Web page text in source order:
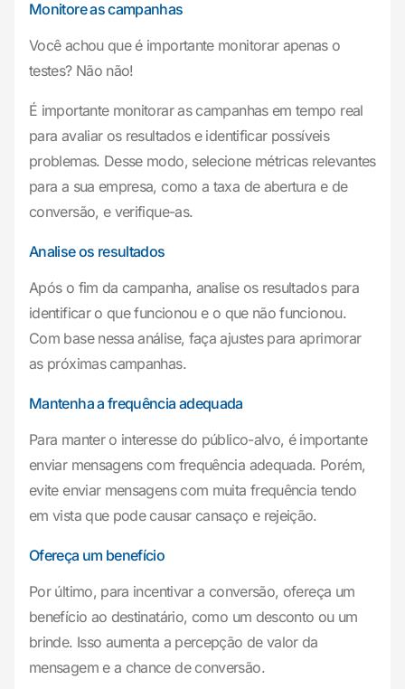
Monitore as campanhas
Você achou que é importante monitorar apenas o
testes? Não não!
É importante monitorar as campanhas em tempo real
para avaliar os resultados e identificar possíveis
problemas. Desse modo, selecione métricas relevantes
para a sua empresa, como a taxa de abertura e de
conversão, e verifique-as.
Analise os resultados
Após o fim da campanha, analise os resultados para
identificar o que funcionou e o que não funcionou.
Com base nessa análise, faça ajustes para aprimorar
as próximas campanhas.
Mantenha a frequência adequada
Para manter o interesse do público-alvo, é importante
enviar mensagens com frequência adequada. Porém,
evite enviar mensagens com muita frequência tendo
em vista que pode causar cansaço e rejeição.
Ofereça um benefício
Por último, para incentivar a conversão, ofereça um
benefício ao destinatário, como um desconto ou um
brinde. Isso aumenta a percepção de valor da
mensagem e a chance de conversão.